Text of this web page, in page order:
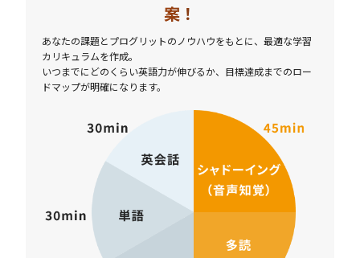
案！
あなたの課題とプログリットのノウハウをもとに、最適な学習
カリキュラムを作成。
いつまでにどのくらい英語力が伸びるか、目標達成までのロー
ドマップが明確になります。